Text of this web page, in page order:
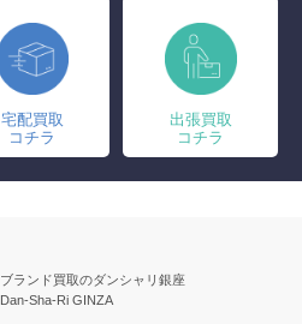
宅配買取
コチラ
出張買取
コチラ
ブランド買取のダンシャリ銀座
Dan-Sha-Ri GINZA